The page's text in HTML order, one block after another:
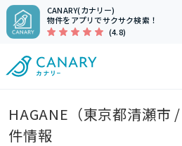
CANARY(カナリー)
物件をアプリでサクサク検索！
(4.8)
HAGANE（東京都清瀬市
件情報